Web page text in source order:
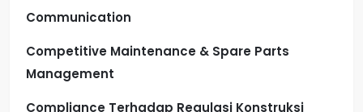
Communication
Competitive Maintenance & Spare Parts
Management
Compliance Terhadap Regulasi Konstruksi